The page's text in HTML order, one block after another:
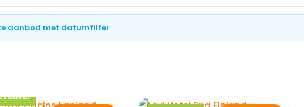
aanbod met datumfilter.